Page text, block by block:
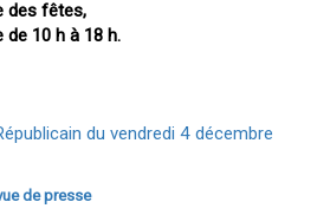
des fêtes,
de 10 h à 18 h.
du vendredi 4 décembre
de presse